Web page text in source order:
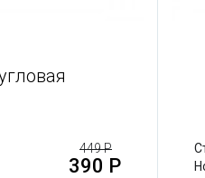
Старая цена:
Новая цена: